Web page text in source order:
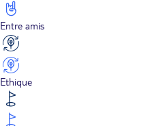
Entre amis
Ethique